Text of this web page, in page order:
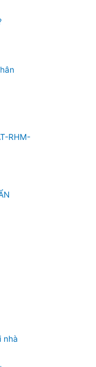
RHM-
nhà